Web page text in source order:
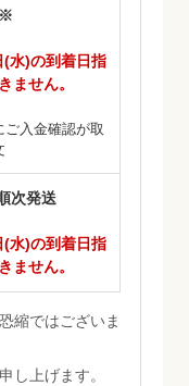
※
水)の到着日指
ません。
入金確認が取
次発送
水)の到着日指
ません。
縮ではございま
し上げます。